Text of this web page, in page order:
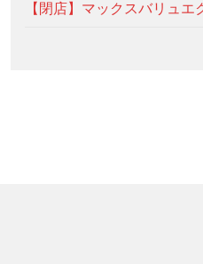
【閉店】マックスバリュエ